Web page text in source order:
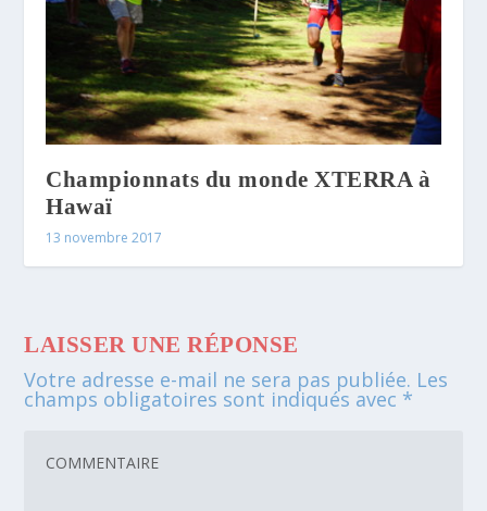
Championnats du monde XTERRA à
Hawaï
13 novembre 2017
LAISSER UNE RÉPONSE
Votre adresse e-mail ne sera pas publiée. Les
champs obligatoires sont indiqués avec *